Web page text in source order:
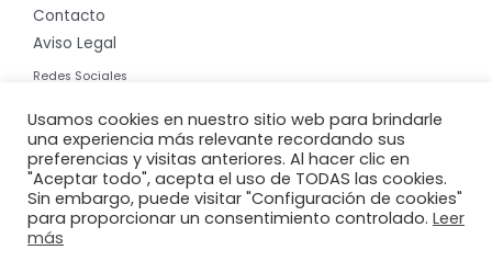
Contacto
Aviso Legal
Redes Sociales
Copyright © 2026 Riera International, S.A.
Usamos cookies en nuestro sitio web para brindarle
una experiencia más relevante recordando sus
preferencias y visitas anteriores. Al hacer clic en
"Aceptar todo", acepta el uso de TODAS las cookies.
Sin embargo, puede visitar "Configuración de cookies"
para proporcionar un consentimiento controlado. Leer
más